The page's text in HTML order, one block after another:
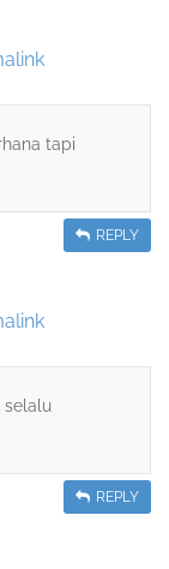
tapi
REPLY
selalu
REPLY